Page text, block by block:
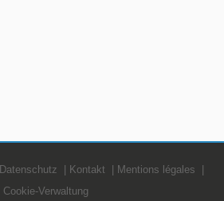
Datenschutz Kontakt
Mentions légales
Cookie-Verwaltung